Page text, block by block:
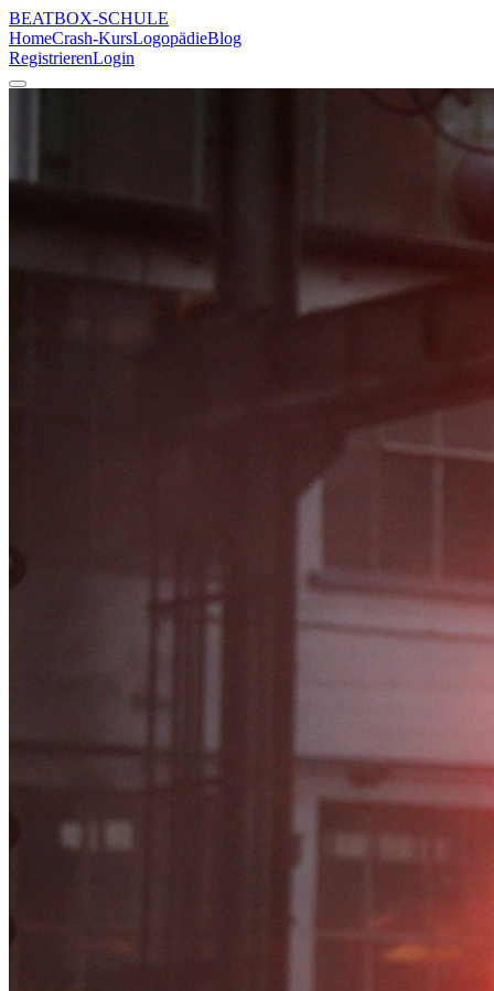
BEATBOX-SCHULE
HomeCrash-KursLogopädieBlog
RegistrierenLogin